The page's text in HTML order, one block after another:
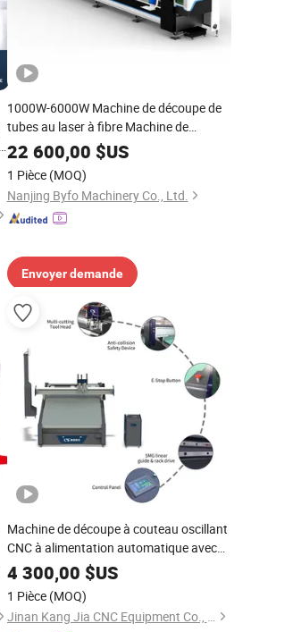
1000W-6000W Machine de découpe de
tubes au laser à fibre Machine de
découpe de tubes au laser CNC Machine
de découpe de tubes en acier au laser
22 600,00 $US
1 Pièce (MOQ)
Nanjing Byfo Machinery Co., Ltd.
Envoyer demande
Machine de découpe à couteau oscillant
CNC à alimentation automatique avec
projection en temps réel pour le
positionnement de nidification pour la
découpe de tiges de chaussures en cuir
véritable
4 300,00 $US
1 Pièce (MOQ)
Jinan Kang Jia CNC Equipment Co., Ltd.